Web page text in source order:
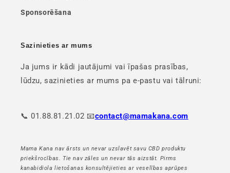
Sponsorēšana
Sazinieties ar mums
Ja jums ir kādi jautājumi vai īpašas prasības,
lūdzu, sazinieties ar mums pa e-pastu vai tālruni:
📞 01.88.81.21.02 📧contact@mamakana.com
Mama Kana nav ārsts un nevar uzslavēt savu CBD produktu
priekšrocības. Tie nav zāles un nevar tās aizstāt. Pirms
kanabidiola lietošanas konsultējieties ar veselības aprūpes